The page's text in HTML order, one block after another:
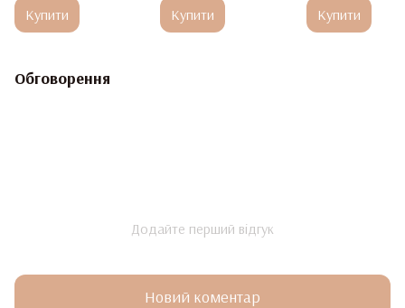
Купити Купити Купити
Обговорення
Додайте перший відгук
Новий коментар